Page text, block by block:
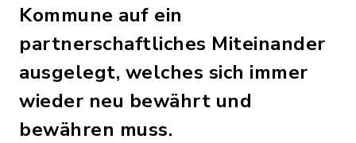
Kommune auf ein
partnerschaftliches Miteinander
ausgelegt, welches sich immer
wieder neu bewährt und
bewähren muss.